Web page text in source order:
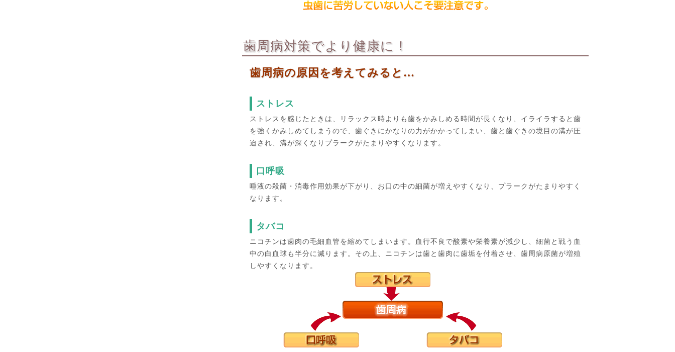
歯周病対策でより健康に！
歯周病の原因を考えてみると…
ストレス
ストレスを感じたときは、リラックス時よりも歯をかみしめる時間が長くなり、イライラすると歯
を強くかみしめてしまうので、歯ぐきにかなりの力がかかってしまい、歯と歯ぐきの境目の溝が圧
迫され、溝が深くなりプラークがたまりやすくなります。
口呼吸
唾液の殺菌・消毒作用効果が下がり、お口の中の細菌が増えやすくなり、プラークがたまりやすく
なります。
タバコ
ニコチンは歯肉の毛細血管を縮めてしまいます。血行不良で酸素や栄養素が減少し、細菌と戦う血
中の白血球も半分に減ります。その上、ニコチンは歯と歯肉に歯垢を付着させ、歯周病原菌が増殖
しやすくなります。